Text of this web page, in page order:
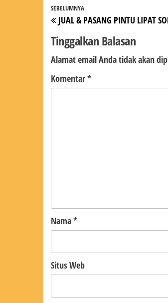
Navigasi
pos
Pos
Sebelumnya
SEBELUMNYA
JUAL & PASANG PINTU LIPAT
Tinggalkan Balasan
Alamat email Anda tidak akan
Komentar*
Nama*
Situs Web